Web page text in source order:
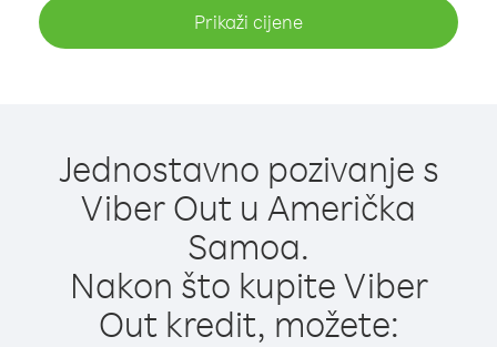
Prikaži cijene
Jednostavno pozivanje s
Viber Out u Američka
Samoa.
Nakon što kupite Viber
Out kredit, možete: